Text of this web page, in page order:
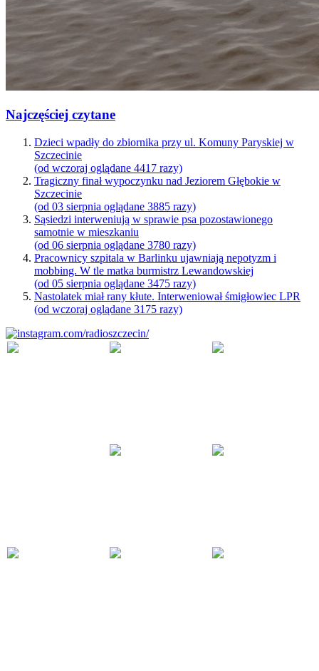
Najczęściej czytane
Dzieci wpadły do zbiornika przy ul. Komuny Paryskiej w
Szczecinie
(od wczoraj oglądane 4417 razy)
Tragiczny finał wypoczynku nad Jeziorem Głębokie w
Szczecinie
(od 03 sierpnia oglądane 3885 razy)
Sąsiedzi interweniują w sprawie psa pozostawionego
samotnie w mieszkaniu
(od 06 sierpnia oglądane 3780 razy)
Pracownicy szpitala w Barlinku ujawniają nepotyzm i
mobbing. W tle matka burmistrz Lewandowskiej
(od 05 sierpnia oglądane 3475 razy)
Nastolatek miał rany kłute. Interweniował śmigłowiec LPR
(od wczoraj oglądane 3175 razy)